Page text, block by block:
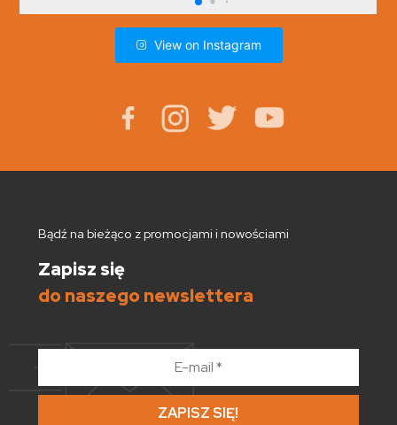
View on Instagram
Bądź na bieżąco z promocjami i nowościami
Zapisz się
do naszego newslettera
*